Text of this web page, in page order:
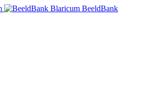
BeeldBank